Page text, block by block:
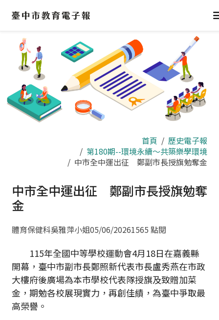
區
首頁
歷史電子報
第180期--環境永續～共築樂學環境
中市全中運出征 鄭副市長授旗勉奪金
中市全中運出征 鄭副市長授旗勉奪
金
體育保健科吳雅萍小姐05/06/20261565 點閱
115年全國中等學校運動會4月18日在嘉義縣
開幕，臺中市副市長鄭照新代表市長盧秀燕在市政
大樓府後廣場為本市學校代表隊授旗及致贈加菜
金，期勉各校展現實力，再創佳績，為臺中爭取最
高榮譽。